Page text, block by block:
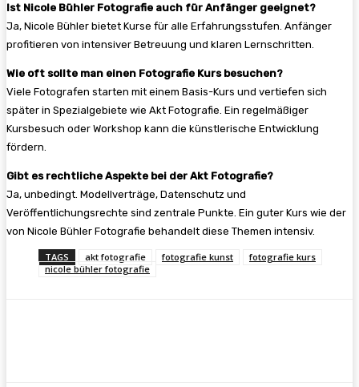
Ist Nicole Bühler Fotografie auch für Anfänger geeignet?
Ja, Nicole Bühler bietet Kurse für alle Erfahrungsstufen. Anfänger
profitieren von intensiver Betreuung und klaren Lernschritten.
Wie oft sollte man einen Fotografie Kurs besuchen?
Viele Fotografen starten mit einem Basis-Kurs und vertiefen sich
später in Spezialgebiete wie Akt Fotografie. Ein regelmäßiger
Kursbesuch oder Workshop kann die künstlerische Entwicklung
fördern.
Gibt es rechtliche Aspekte bei der Akt Fotografie?
Ja, unbedingt. Modellverträge, Datenschutz und
Veröffentlichungsrechte sind zentrale Punkte. Ein guter Kurs wie der
von Nicole Bühler Fotografie behandelt diese Themen intensiv.
TAGS akt fotografie fotografie kunst
fotografie kurs
nicole bühler fotografie